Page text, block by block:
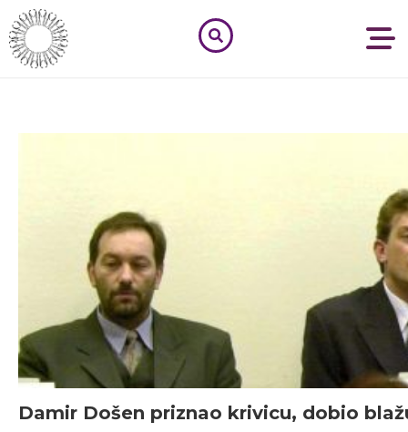
Damir Došen priznao krivicu, dobio